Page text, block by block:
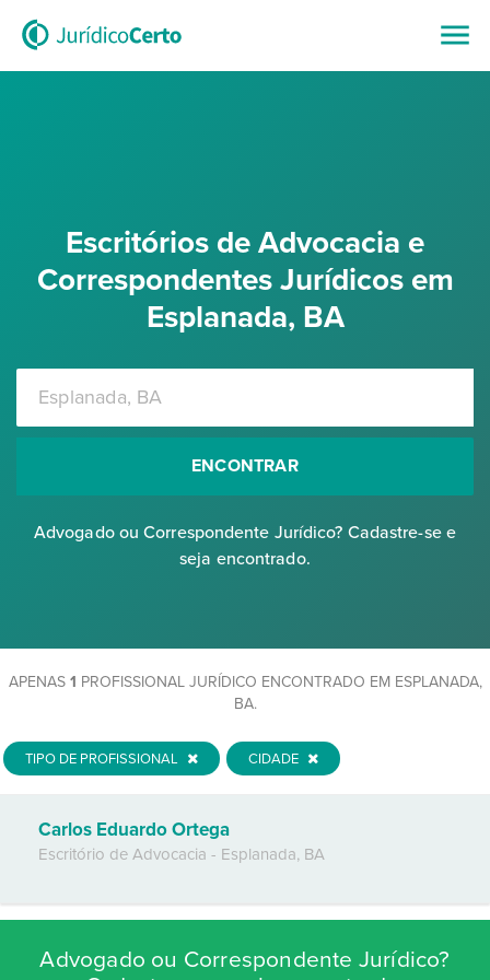
Escritórios de Advocacia e
Correspondentes Jurídicos em
Esplanada, BA
ENCONTRAR
Advogado ou Correspondente Jurídico? Cadastre-se e
seja encontrado.
APENAS 1 PROFISSIONAL JURÍDICO ENCONTRADO EM ESPLANADA,
BA.
TIPO DE PROFISSIONAL CIDADE
Carlos Eduardo Ortega
Escritório de Advocacia - Esplanada, BA
Advogado ou Correspondente Jurídico?